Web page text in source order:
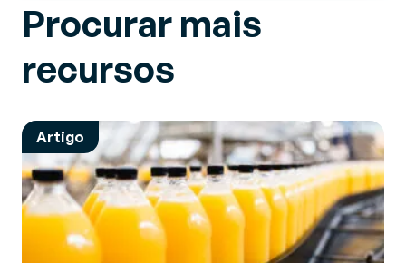
Procurar mais
recursos
Artigo